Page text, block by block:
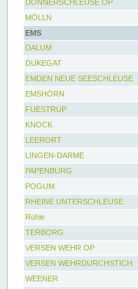
DONNERSCHLEUSE OP
MÖLLN
EMS
DALUM
DUKEGAT
EMDEN NEUE SEESCHLEUSE
EMSHÖRN
FUESTRUP
KNOCK
LEERORT
LINGEN-DARME
PAPENBURG
POGUM
RHEINE UNTERSCHLEUSE
Rühle
TERBORG
VERSEN WEHR OP
VERSEN WEHRDURCHSTICH
WEENER